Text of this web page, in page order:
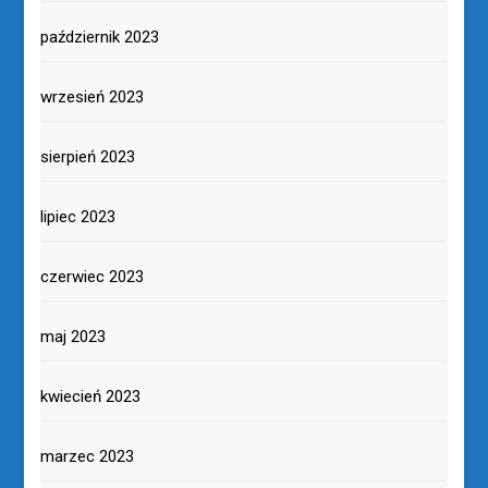
październik 2023
wrzesień 2023
sierpień 2023
lipiec 2023
czerwiec 2023
maj 2023
kwiecień 2023
marzec 2023